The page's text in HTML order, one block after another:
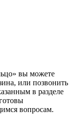
вы можете
или позвонить
в разделе
вопросам.